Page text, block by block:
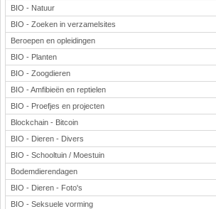
BIO - Natuur
BIO - Zoeken in verzamelsites
Beroepen en opleidingen
BIO - Planten
BIO - Zoogdieren
BIO - Amfibieën en reptielen
BIO - Proefjes en projecten
Blockchain - Bitcoin
BIO - Dieren - Divers
BIO - Schooltuin / Moestuin
Bodemdierendagen
BIO - Dieren - Foto's
BIO - Seksuele vorming